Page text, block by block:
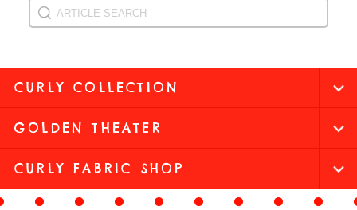
CURLY COLLECTION
GOLDEN THEATER
CURLY FABRIC SHOP